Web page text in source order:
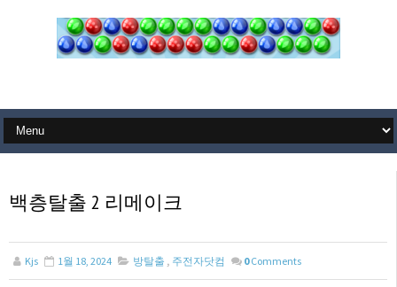
백층탈출 2 리메이크
Kjs 1월 18, 2024 방탈출 주전자닷컴 0 Comments